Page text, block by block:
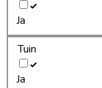
Ja
Tuin
Ja